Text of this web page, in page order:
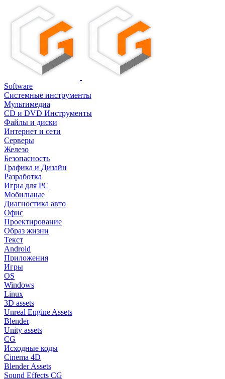
Software
Системные инструменты
Мультимедиа
CD и DVD Инструменты
Файлы и диски
Интернет и сети
Серверы
Железо
Безопасность
Графика и Дизайн
Разработка
Игры для PC
Мобильные
Диагностика авто
Офис
Проектирование
Образ жизни
Текст
Android
Приложения
Игры
OS
Windows
Linux
3D assets
Unreal Engine Assets
Blender
Unity assets
CG
Исходные коды
Cinema 4D
Blender Assets
Sound Effects CG